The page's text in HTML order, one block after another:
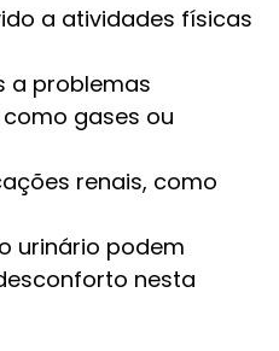
a atividades físicas
a problemas
gases ou
renais, como
urinário podem
nesta